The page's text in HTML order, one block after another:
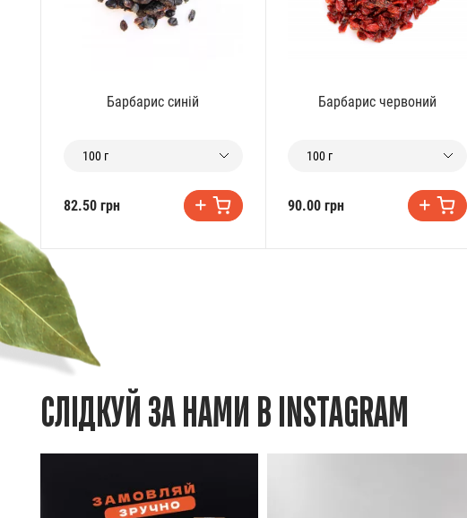
Барбарис синій
100 г
82.50 грн
Барбарис червоний
100 г
90.00 грн
СЛІДКУЙ ЗА НАМИ В INSTAGRAM